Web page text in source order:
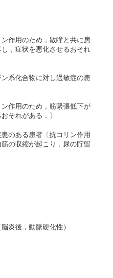
作用のため，散瞳と共に房
，症状を悪化させるおそれ
系化合物に対し過敏症の患
作用のため，筋緊張低下が
それがある．〕
のある患者〔抗コリン作用
の収縮が起こり，尿の貯留
炎後，動脈硬化性）